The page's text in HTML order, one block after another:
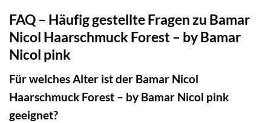
FAQ – Häufig gestellte Fragen zu Bamar
Nicol Haarschmuck Forest – by Bamar
Nicol pink
Für welches Alter ist der Bamar Nicol
Haarschmuck Forest – by Bamar Nicol pink
geeignet?